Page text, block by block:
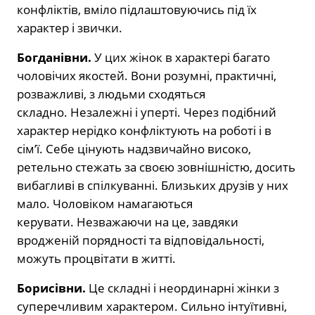
конфліктів, вміло підлаштовуючись під їх
характер і звички.
Богданівни. У цих жінок в характері багато
чоловічих якостей. Вони розумні, практичні,
розважливі, з людьми сходяться
складно. Незалежні і уперті. Через подібний
характер нерідко конфліктують на роботі і в
сім’ї. Себе цінують надзвичайно високо,
ретельно стежать за своєю зовнішністю, досить
вибагливі в спілкуванні. Близьких друзів у них
мало. Чоловіком намагаються
керувати. Незважаючи на це, завдяки
вродженій порядності та відповідальності,
можуть процвітати в житті.
Борисівни. Це складні і неординарні жінки з
суперечливим характером. Сильно інтуїтивні,